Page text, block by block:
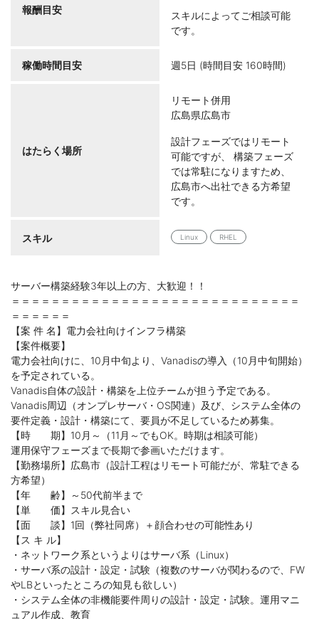
報酬目安
スキルによってご相談可能
です。
稼働時間目安 週5日 (時間目安 160時間)
はたらく場所
リモート併用
広島県広島市
設計フェーズではリモート
可能ですが、 構築フェーズ
では常駐になりますため、
広島市へ出社できる方希望
です。
スキル Linux RHEL
サーバー構築経験3年以上の方、大歓迎！！
＝＝＝＝＝＝＝＝＝＝＝＝＝＝＝＝＝＝＝＝＝＝＝＝＝＝＝＝＝
＝＝＝＝＝＝
【案 件 名】電力会社向けインフラ構築
【案件概要】
電力会社向けに、10月中旬より、Vanadisの導入（10月中旬開始）
を予定されている。
Vanadis自体の設計・構築を上位チームが担う予定である。
Vanadis周辺（オンプレサーバ・OS関連）及び、システム全体の
要件定義・設計・構築にて、要員が不足しているため募集。
【時 期】10月～（11月～でもOK。時期は相談可能）
運用保守フェーズまで長期で参画いただけます。
【勤務場所】広島市（設計工程はリモート可能だが、常駐できる
方希望）
【年 齢】～50代前半まで
【単 価】スキル見合い
【面 談】1回（弊社同席）＋顔合わせの可能性あり
【ス キ ル】
・ネットワーク系というよりはサーバ系（Linux）
・サーバ系の設計・設定・試験（複数のサーバが関わるので、FW
やLBといったところの知見も欲しい）
・システム全体の非機能要件周りの設計・設定・試験。運用マニ
ュアル作成、教育